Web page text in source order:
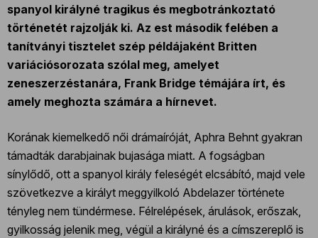
spanyol királyné tragikus és megbotránkoztató
történetét rajzolják ki. Az est második felében a
tanítványi tisztelet szép példájaként Britten
variációsorozata szólal meg, amelyet
zeneszerzéstanára, Frank Bridge témájára írt, és
amely meghozta számára a hírnevet.
Korának kiemelkedő női drámaíróját, Aphra Behnt gyakran
támadták darabjainak bujasága miatt. A fogságban
sínylődő, ott a spanyol király feleségét elcsábító, majd vele
szövetkezve a királyt meggyilkoló Abdelazer története
tényleg nem tündérmese. Félrelépések, árulások, erőszak,
gyilkosság jelenik meg, végül a királyné és a címszereplő is